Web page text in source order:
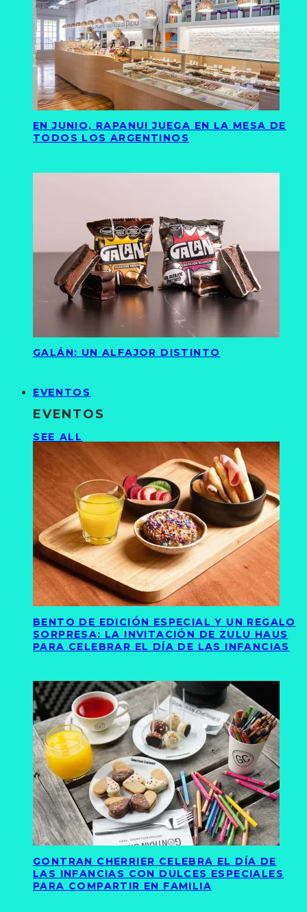
EN JUNIO, RAPANUI JUEGA EN LA MESA DE
TODOS LOS ARGENTINOS
GALÁN: UN ALFAJOR DISTINTO
EVENTOS
EVENTOS
SEE ALL
BENTO DE EDICIÓN ESPECIAL Y UN REGALO
SORPRESA: LA INVITACIÓN DE ZULU HAUS
PARA CELEBRAR EL DÍA DE LAS INFANCIAS
GONTRAN CHERRIER CELEBRA EL DÍA DE
LAS INFANCIAS CON DULCES ESPECIALES
PARA COMPARTIR EN FAMILIA